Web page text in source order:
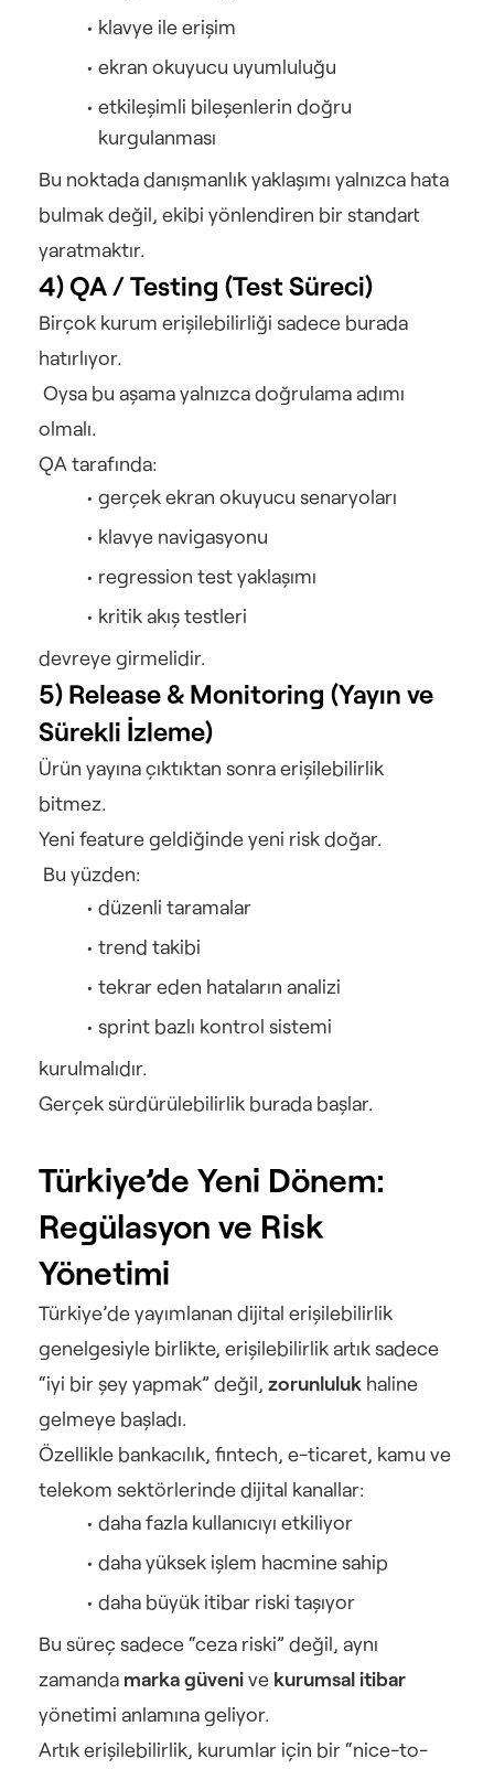
klavye ile erişim
ekran okuyucu uyumluluğu
etkileşimli bileşenlerin doğru
kurgulanması
Bu noktada danışmanlık yaklaşımı yalnızca hata
bulmak değil, ekibi yönlendiren bir standart
yaratmaktır.
4) QA / Testing (Test Süreci)
Birçok kurum erişilebilirliği sadece burada
hatırlıyor.
olmalı.
QA tarafında:
gerçek ekran okuyucu senaryoları
klavye navigasyonu
regression test yaklaşımı
kritik akış testleri
devreye girmelidir.
5) Release & Monitoring (Yayın ve
Sürekli İzleme)
Ürün yayına çıktıktan sonra erişilebilirlik
bitmez.
Yeni feature geldiğinde yeni risk doğar.
Bu yüzden:
düzenli taramalar
trend takibi
tekrar eden hataların analizi
sprint bazlı kontrol sistemi
kurulmalıdır.
Gerçek sürdürülebilirlik burada başlar.
Türkiye’de Yeni Dönem:
Regülasyon ve Risk
Yönetimi
Türkiye’de yayımlanan dijital erişilebilirlik
genelgesiyle birlikte, erişilebilirlik artık sadece
“iyi bir şey yapmak” değil, zorunluluk haline
gelmeye başladı.
Özellikle bankacılık, fintech, e-ticaret, kamu ve
telekom sektörlerinde dijital kanallar:
daha fazla kullanıcıyı etkiliyor
daha yüksek işlem hacmine sahip
daha büyük itibar riski taşıyor
Bu süreç sadece “ceza riski” değil, aynı
zamanda marka güveni ve kurumsal itibar
yönetimi anlamına geliyor.
Artık erişilebilirlik, kurumlar için bir “nice-to-